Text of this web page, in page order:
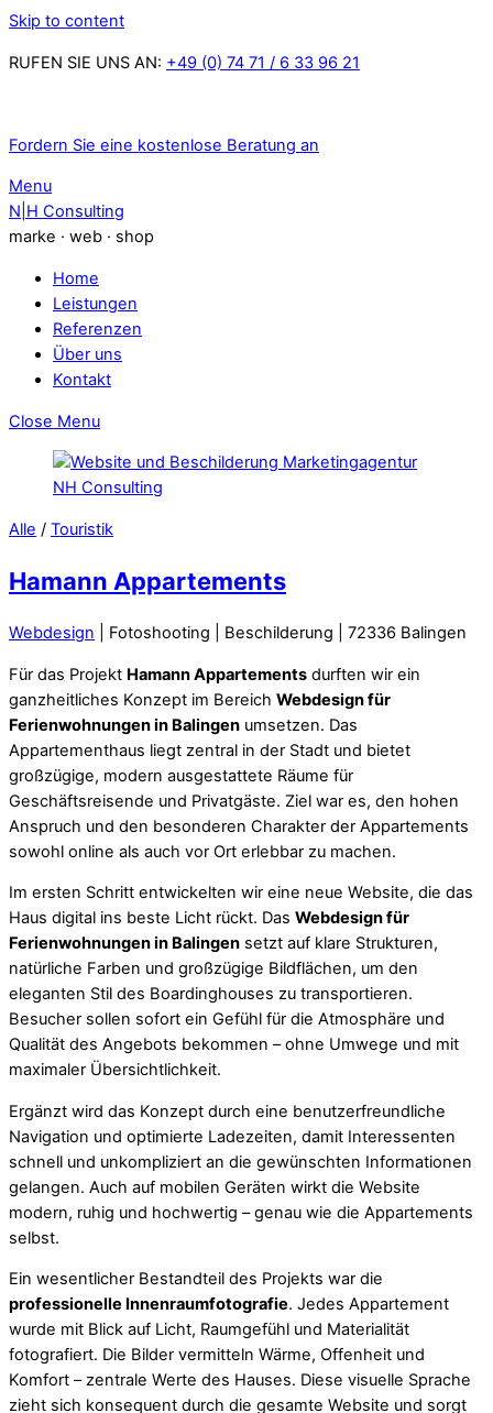
Skip to content
RUFEN SIE UNS AN: +49 (0) 74 71 / 6 33 96 21
Fordern Sie eine kostenlose Beratung an
Menu
N|H Consulting
marke · web · shop
Home
Leistungen
Referenzen
Über uns
Kontakt
Close Menu
Alle / Touristik
Hamann Appartements
Webdesign | Fotoshooting | Beschilderung | 72336 Balingen
Für das Projekt Hamann Appartements durften wir ein
ganzheitliches Konzept im Bereich Webdesign für
Ferienwohnungen in Balingen umsetzen. Das
Appartementhaus liegt zentral in der Stadt und bietet
großzügige, modern ausgestattete Räume für
Geschäftsreisende und Privatgäste. Ziel war es, den hohen
Anspruch und den besonderen Charakter der Appartements
sowohl online als auch vor Ort erlebbar zu machen.
Im ersten Schritt entwickelten wir eine neue Website, die das
Haus digital ins beste Licht rückt. Das Webdesign für
Ferienwohnungen in Balingen setzt auf klare Strukturen,
natürliche Farben und großzügige Bildflächen, um den
eleganten Stil des Boardinghouses zu transportieren.
Besucher sollen sofort ein Gefühl für die Atmosphäre und
Qualität des Angebots bekommen – ohne Umwege und mit
maximaler Übersichtlichkeit.
Ergänzt wird das Konzept durch eine benutzerfreundliche
Navigation und optimierte Ladezeiten, damit Interessenten
schnell und unkompliziert an die gewünschten Informationen
gelangen. Auch auf mobilen Geräten wirkt die Website
modern, ruhig und hochwertig – genau wie die Appartements
selbst.
Ein wesentlicher Bestandteil des Projekts war die
professionelle Innenraumfotografie. Jedes Appartement
wurde mit Blick auf Licht, Raumgefühl und Materialität
fotografiert. Die Bilder vermitteln Wärme, Offenheit und
Komfort – zentrale Werte des Hauses. Diese visuelle Sprache
zieht sich konsequent durch die gesamte Website und sorgt